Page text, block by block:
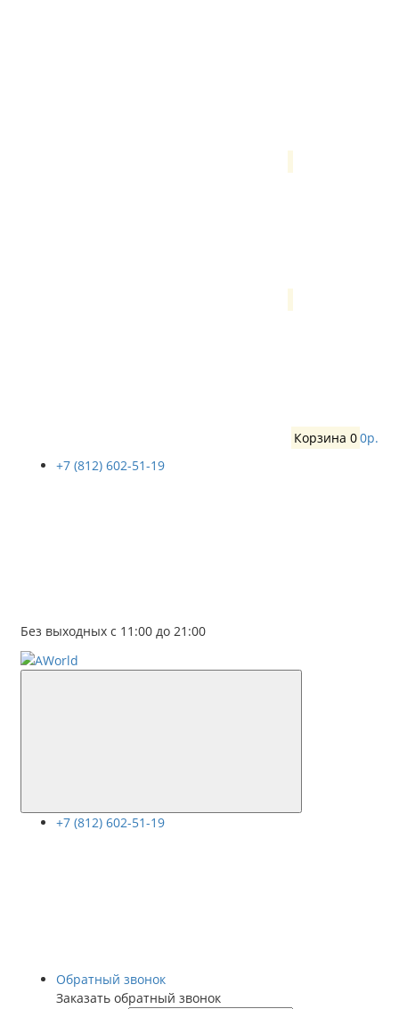
Корзина 00р.
+7 (812) 602-51-19
Без выходных с 11:00 до 21:00
+7 (812) 602-51-19
Обратный звонок
Заказать обратный звонок